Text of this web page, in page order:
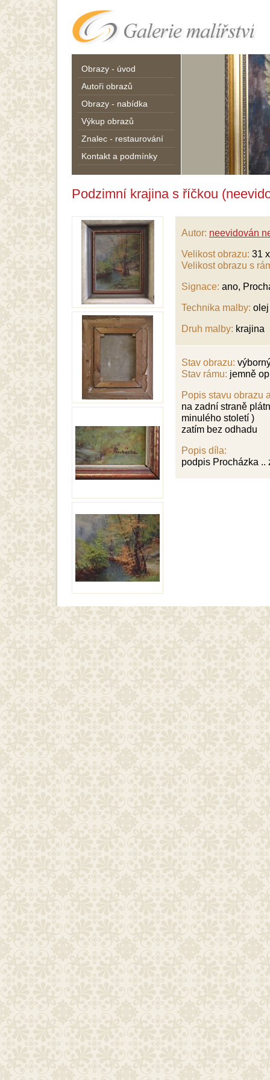
Obrazy - úvod
Autoři obrazů
Obrazy - nabídka
Výkup obrazů
Znalec - restaurování
Kontakt a podmínky
Podzimní krajina s říčkou
Autor: neevidován
Velikost obrazu: 31
Velikost obrazu s
Signace: ano,
Technika malby:
Druh malby: krajina
Stav obrazu:
Stav rámu: jemně
Popis stavu obrazu
na zadní straně
minulého století )
zatím bez odhadu
Popis díla:
podpis Procházka ..